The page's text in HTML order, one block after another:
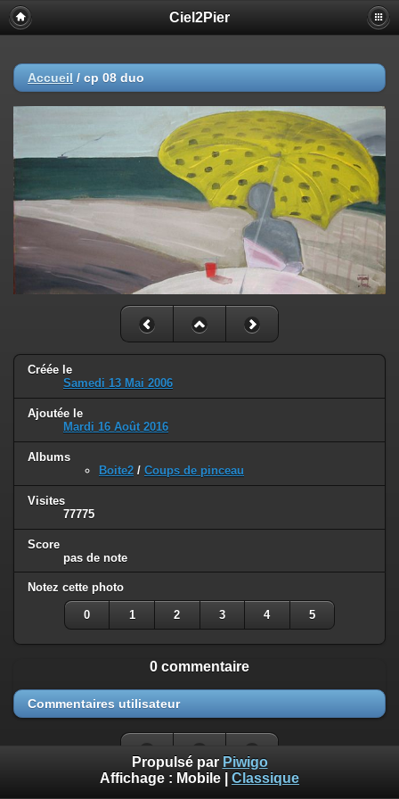
Ciel2Pier
Accueil / cp 08 duo
Créée le
Samedi 13 Mai 2006
Ajoutée le
Mardi 16 Août 2016
Albums
Boite2 / Coups de pinceau
Visites
77775
Score
pas de note
Notez cette photo
0 1 2 3 4 5
0 commentaire
Commentaires utilisateur
Propulsé par Piwigo
Affichage : Mobile Classique